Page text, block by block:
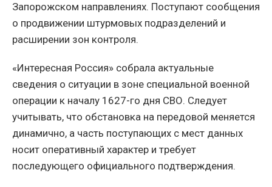
Запорожском направлениях. Поступают сообщения
о продвижении штурмовых подразделений и
расширении зон контроля.
«Интересная Россия» собрала актуальные
сведения о ситуации в зоне специальной военной
операции к началу 1627-го дня СВО. Следует
учитывать, что обстановка на передовой меняется
динамично, а часть поступающих с мест данных
носит оперативный характер и требует
последующего официального подтверждения.